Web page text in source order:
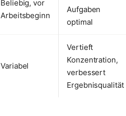
Beliebig, vor
Arbeitsbeginn
Aufgaben
optimal
Variabel
Vertieft
Konzentration,
verbessert
Ergebnisqualität